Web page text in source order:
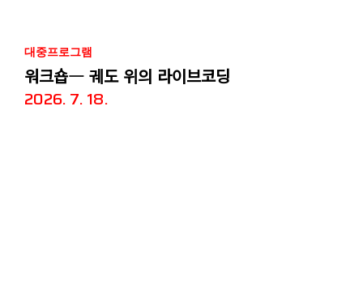
대중프로그램
워크숍― 궤도 위의 라이브코딩
2026. 7. 18.